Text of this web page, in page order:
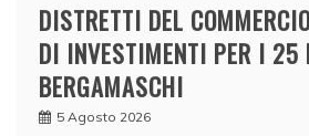
DISTRETTI DEL
DI INVESTIMENTI PER I 25
BERGAMASCHI
5 Agosto 2026